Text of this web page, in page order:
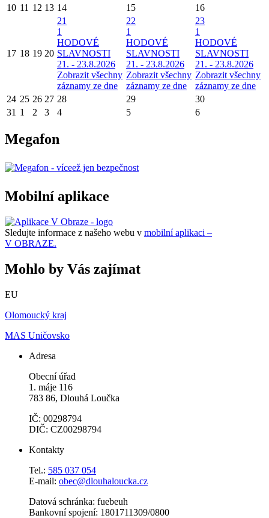
10 11 12 13 14 15 16
17 18 19 20
21
1
HODOVÉ
SLAVNOSTI
21. - 23.8.2026
Zobrazit všechny
záznamy ze dne
22
1
HODOVÉ
SLAVNOSTI
21. - 23.8.2026
Zobrazit všechny
záznamy ze dne
23
1
HODOVÉ
SLAVNOSTI
21. - 23.8.2026
Zobrazit všechny
záznamy ze dne
24 25 26 27 28 29
30
31 1 2 3 4 5 6
Megafon
Mobilní aplikace
Sledujte informace z našeho webu v mobilní aplikaci –
V OBRAZE.
Mohlo by Vás zajímat
EU
Olomoucký kraj
MAS Uničovsko
Adresa
Obecní úřad
1. máje 116
783 86, Dlouhá Loučka
IČ: 00298794
DIČ: CZ00298794
Kontakty
Tel.: 585 037 054
E-mail: obec@dlouhaloucka.cz
Datová schránka: fuebeuh
Bankovní spojení: 1801711309/0800